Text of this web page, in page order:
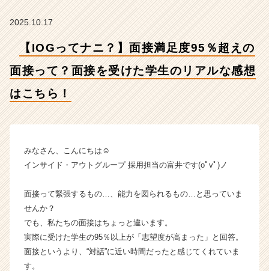
ル
な
感
想
ン
サ
ド・
ウ
ル
2025.10.17
【IOGってナニ？】面接満足度95％超えの
面接って？面接を受けた学生のリアルな感想
はこちら！
みなさん、こんにちは☺
インサイド・アウトグループ 採用担当の富井です(oﾟvﾟ)ノ
面接って緊張するもの…、能力を図られるもの…と思っていま
せんか？
でも、私たちの面接はちょっと違います。
実際に受けた学生の95％以上が「志望度が高まった」と回答。
面接というより、“対話”に近い時間だったと感じてくれていま
す。